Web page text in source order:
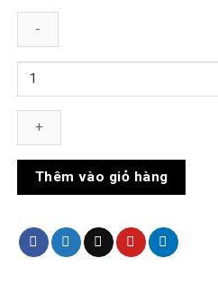
Nón
Len
số
lượng
Thêm vào giỏ hàng